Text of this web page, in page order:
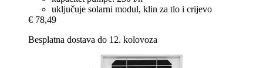
uključuje solarni modul, klin za tlo i crijevo
€ 78,49
Besplatna dostava do 12. kolovoza